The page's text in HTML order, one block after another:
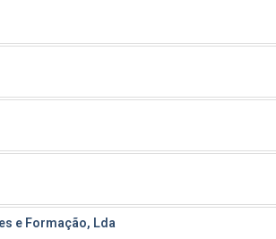
e Formação, Lda